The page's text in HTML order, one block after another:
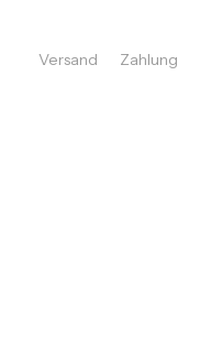
Versand Zahlung